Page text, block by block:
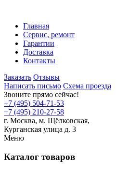
Главная
Сервис, ремонт
Гарантии
Доставка
Контакты
Заказать Отзывы
Написать письмо Схема проезда
Звоните прямо сейчас!
+7 (495) 504-71-53
+7 (495) 210-27-58
г. Москва, м. Щёлковская,
Курганская улица д. 3
Меню
Каталог товаров